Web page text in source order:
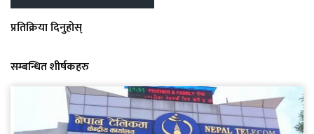
प्रतिक्रिया दिनुहोस्
सम्बन्धित शीर्षकहरु